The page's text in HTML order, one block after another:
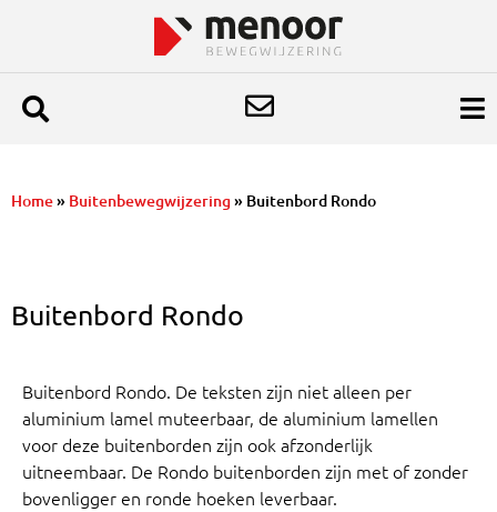
Home» Buitenbewegwijzering» Buitenbord Rondo
Buitenbord Rondo
Buitenbord Rondo. De teksten zijn niet alleen per
aluminium lamel muteerbaar, de aluminium lamellen
voor deze buitenborden zijn ook afzonderlijk
uitneembaar. De Rondo buitenborden zijn met of zonder
bovenligger en ronde hoeken leverbaar.